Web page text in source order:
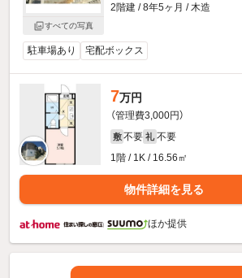
すべての写真
2階建 / 8年5ヶ月 / 木造
駐車場あり 宅配ボックス
7万円
（管理費3,000円）
敷 不要 礼 不要
1階 / 1K / 16.56㎡
物件詳細を見る
ほか提供